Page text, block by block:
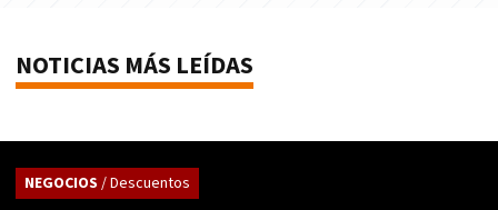
NOTICIAS MÁS LEÍDAS
NEGOCIOS / Descuentos